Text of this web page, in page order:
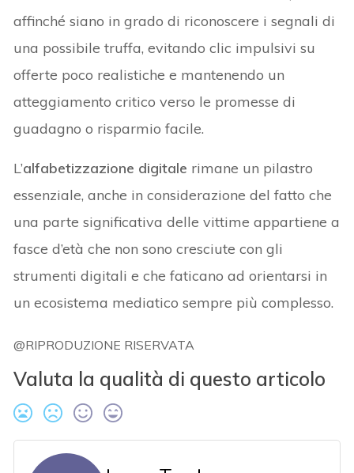
affinché siano in grado di riconoscere i segnali di
una possibile truffa, evitando clic impulsivi su
offerte poco realistiche e mantenendo un
atteggiamento critico verso le promesse di
guadagno o risparmio facile.
L’alfabetizzazione digitale rimane un pilastro
essenziale, anche in considerazione del fatto che
una parte significativa delle vittime appartiene a
fasce d’età che non sono cresciute con gli
strumenti digitali e che faticano ad orientarsi in
un ecosistema mediatico sempre più complesso.
@RIPRODUZIONE RISERVATA
Valuta la qualità di questo articolo